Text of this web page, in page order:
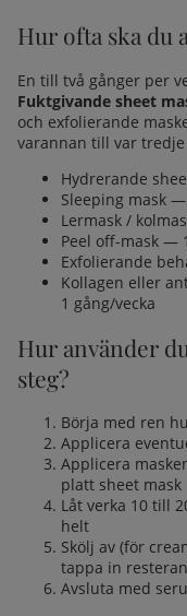
Hur ofta ska du
En till två gånger per
Fuktgivande sheet
och exfolierande
varannan till var tredje
Hydrerande
Sleeping mask
Lermask /
Peel off-mask —
Exfolierande
Kollagen eller
1 gång/vecka
Hur använder
steg?
Börja med ren
Applicera
Applicera
platt sheet mask
Låt verka 10 till
helt
Skölj av (för
tappa in
Avsluta med